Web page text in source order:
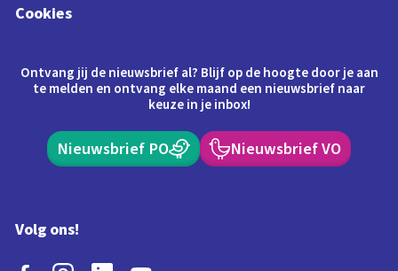
Cookies
Ontvang jij de nieuwsbrief al? Blijf op de hoogte door je aan
te melden en ontvang elke maand een nieuwsbrief naar
keuze in je inbox!
Nieuwsbrief PO Nieuwsbrief VO
Volg ons!